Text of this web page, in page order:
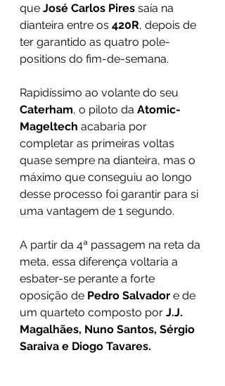
que José Carlos Pires saía na
dianteira entre os 420R, depois de
ter garantido as quatro pole-
positions do fim-de-semana.
Rapidíssimo ao volante do seu
Caterham, o piloto da Atomic-
Mageltech acabaria por
completar as primeiras voltas
quase sempre na dianteira, mas o
máximo que conseguiu ao longo
desse processo foi garantir para si
uma vantagem de 1 segundo.
A partir da 4ª passagem na reta da
meta, essa diferença voltaria a
esbater-se perante a forte
oposição de Pedro Salvador e de
um quarteto composto por J.J.
Magalhães, Nuno Santos, Sérgio
Saraiva e Diogo Tavares.